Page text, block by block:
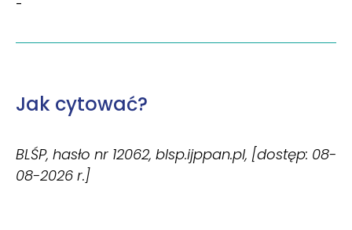
-
Jak cytować?
BLŚP, hasło nr 12062, blsp.ijppan.pl, [dostęp: 08-
08-2026 r.]